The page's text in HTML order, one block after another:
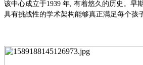
该中心成立于1939 年, 有着悠久的历史。早
具有挑战性的学术架构能够真正满足每个孩